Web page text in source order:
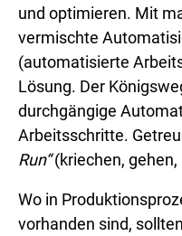
und optimieren. Mit
vermischte
(automatisierte
Lösung. Der
durchgängige
Arbeitsschritte.
Run“(kriechen, gehen,
Wo in
vorhanden sind,